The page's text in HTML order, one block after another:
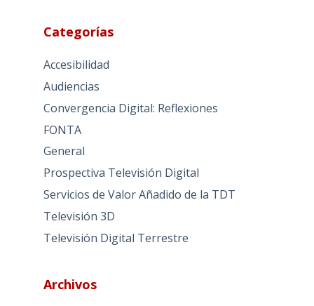
Categorías
Accesibilidad
Audiencias
Convergencia Digital: Reflexiones
FONTA
General
Prospectiva Televisión Digital
Servicios de Valor Añadido de la TDT
Televisión 3D
Televisión Digital Terrestre
Archivos